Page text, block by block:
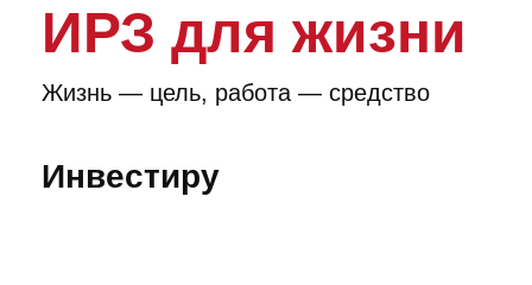
ИРЗ для жизни
Жизнь — цель, работа — средство
Инвестируй в